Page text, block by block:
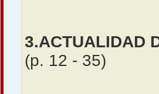
3.ACTUALIDAD
(p. 12 - 35)